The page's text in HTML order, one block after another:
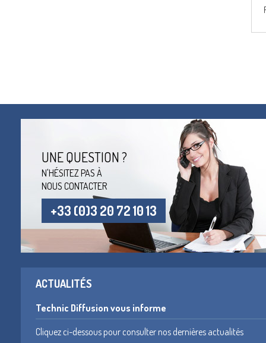
UNE QUESTION ?
N'HÉSITEZ PAS À
NOUS CONTACTER
+33 (0)3 20 72 10 13
ACTUALITÉS
Technic Diffusion vous informe
Cliquez ci-dessous pour consulter nos dernières actualités